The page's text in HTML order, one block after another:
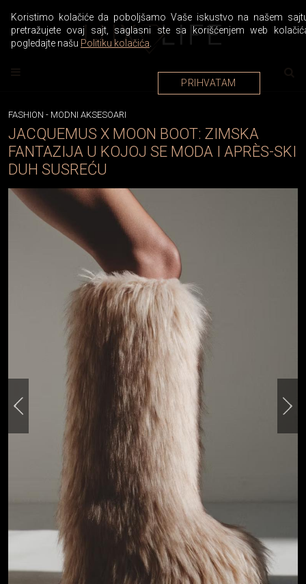
FASHION - MODNI AKSESOARI
JACQUEMUS X MOON BOOT: ZIMSKA
FANTAZIJA U KOJOJ SE MODA I APRÈS-SKI
DUH SUSREĆU
Koristimo kolačiće da poboljšamo Vaše iskustvo na našem
pretražujete ovaj sajt, saglasni ste sa korišćenjem web
pogledajte našu Politiku kolačića
PRIHVATAM